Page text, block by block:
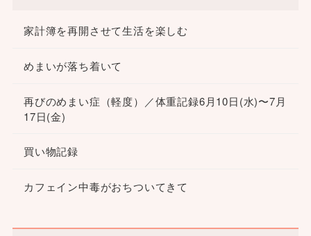
家計簿を再開させて生活を楽しむ
めまいが落ち着いて
再びのめまい症（軽度）／体重記録6月10日(水)〜7月
17日(金)
買い物記録
カフェイン中毒がおちついてきて